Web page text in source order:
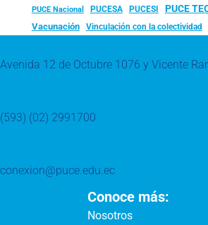
PUCE Nacional PUCESA PUCESI PUCE
Vacunación
Vinculación con la colectividad
Avenida 12 de Octubre 1076 y Vicente
(593) (02) 2991700
conexion@puce.edu.ec
Conoce más:
Nosotros